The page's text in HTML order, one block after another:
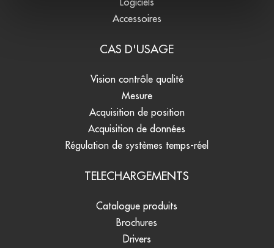
Accessoires
CAS D'USAGE
Vision contrôle qualité
Mesure
Acquisition de position
Acquisition de données
Régulation de systèmes temps-réel
TELECHARGEMENTS
Catalogue produits
Brochures
Drivers